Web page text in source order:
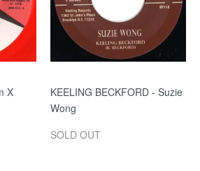
X
KEELING BECKFORD - Suzie
Wong
SOLD OUT